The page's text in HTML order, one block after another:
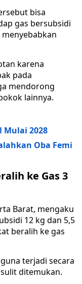
bisa
gas bersubsidi
karena
pada
mendorong
lainnya.
Mulai 2028
Oba Femi
ke Gas 3
Barat, mengaku
12 kg dan 5,5
beralih ke gas
terjadi secara
ditemukan.